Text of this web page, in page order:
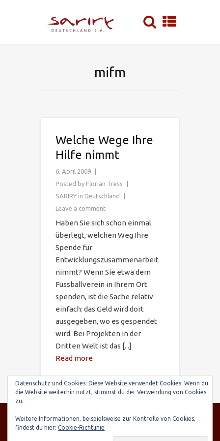
mifm
Welche Wege Ihre
Hilfe nimmt
6. April 2009
Posted by Florian Tress
SARIRY in Deutschland
Leave a comment
Haben Sie sich schon einmal
überlegt, welchen Weg Ihre
Spende für
Entwicklungszusammenarbeit
nimmt? Wenn Sie etwa dem
Fussballverein in Ihrem Ort
spenden, ist die Sache relativ
einfach: das Geld wird dort
ausgegeben, wo es gespendet
wird. Bei Projekten in der
Dritten Welt ist das [...]
Read more
© SARIRY Deutschland e.V., Seltenhornstr. 21,
84559 Kraiburg | Spendenkonto: Raiffeisenbank
Taufkirchen-Oberneukirchen, IBAN: DE03 7016
Datenschutz und Cookies: Diese Website verwendet Cookies. Wenn du
die Website weiterhin nutzt, stimmst du der Verwendung von Cookies
zu.
Weitere Informationen, beispielsweise zur Kontrolle von Cookies,
findest du hier: Cookie-Richtlinie